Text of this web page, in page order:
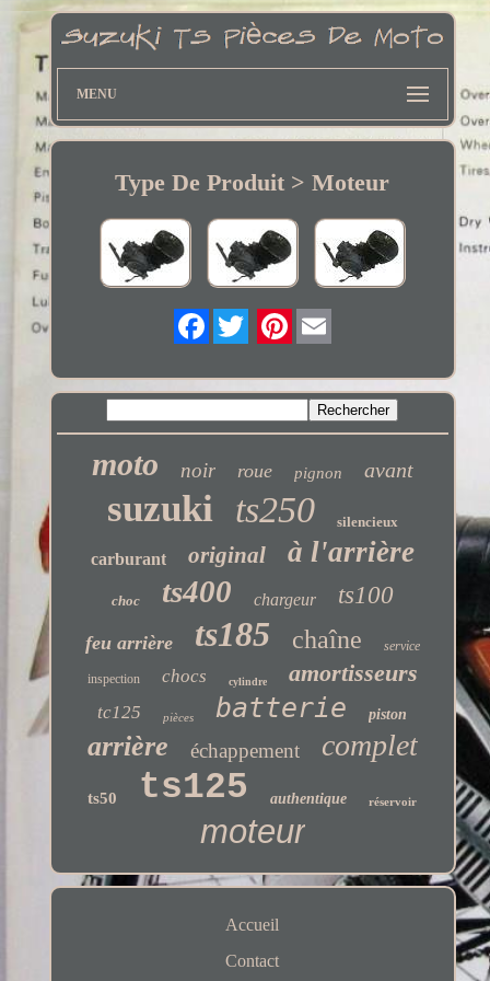
MENU
Type De Produit > Moteur
moto noir roue pignon avant
suzuki ts250 silencieux
carburant original à l'arrière
choc ts400 chargeur ts100
feu arrière ts185 chaîne service
inspection chocs cylindre amortisseurs
tc125 pièces batterie piston
arrière échappement complet
ts50 ts125 authentique réservoir
moteur
Accueil
Contact